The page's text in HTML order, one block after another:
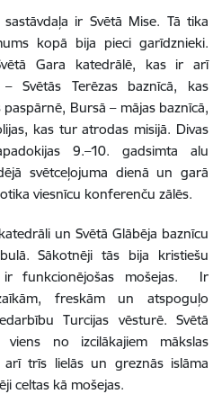
ir Svētā Mise. Tā tika
kopā bija pieci garīdznieki.
Gara katedrālē, kas ir arī
Svētās Terēzas baznīcā, kas
Bursā – mājas baznīcā,
kas tur atrodas misijā. Divas
9.–10. gadsimta alu
svētceļojuma dienā un garā
viesnīcu konferenču zālēs.
un Svētā Glābēja baznīcu
Sākotnēji tās bija kristiešu
ir funkcionējošas mošejas. Ir
freskām un atspoguļo
Turcijas vēsturē. Svētā
no izcilākajiem mākslas
arī trīs lielās un greznās islāma
celtas kā mošejas.